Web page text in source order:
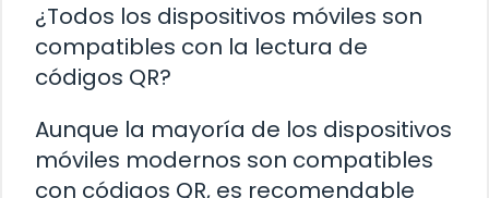
¿Todos los dispositivos móviles son
compatibles con la lectura de
códigos QR?
Aunque la mayoría de los dispositivos
móviles modernos son compatibles
con códigos QR, es recomendable